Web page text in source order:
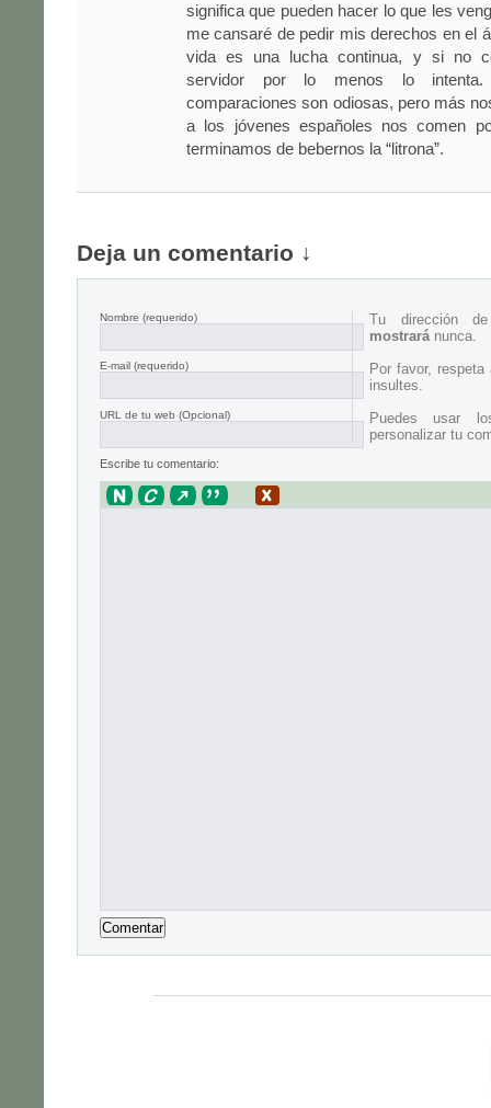
significa que pueden hacer lo que les
me cansaré de pedir mis derechos en el
vida es una lucha continua, y si no
servidor por lo menos lo
comparaciones son odiosas, pero más
a los jóvenes españoles nos comen
terminamos de bebernos la “litrona”.
Deja un comentario ↓
Nombre (requerido)
E-mail (requerido)
URL de tu web (Opcional)
Tu dirección
mostrará nunca.
Por favor,
insultes.
Puedes usar
personalizar tu
Escribe tu comentario: